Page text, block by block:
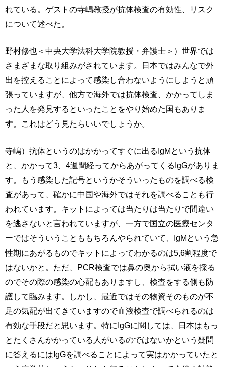
れている。ゲストの寺嶋教授が抗体検査の有効性、リスク
について述べた。
野村修也＜中央大学法科大学院教授・弁護士＞）世界では
さまざまな取り組みがされています。日本ではみんなで外
出を控えることによって感染し合わないようにしようと頑
張っていますが、他方で海外では抗体検査、かかってしま
った人を発見するといったことをやり始めた国もありま
す。これはどう見たらいいでしょうか。
寺嶋）抗体というのはかかってすぐに出るIgMという抗体
と、かかって3、4週間経ってからあがってくるIgGがありま
す。もう感染した記号というかそういったものを調べる検
査があって、確かに中国や海外ではそれを調べることも行
われています。キットによっては当たりは当たりで間違い
を逃さないと言われていますが、一方で国立の医療センタ
ーではそういうことももちろんやられていて、IgMという急
性期にあがるものでキットによってわかるのは5,6割程度で
はないかと。ただ、PCR検査では鼻の奥から拭い液を採る
のでその際の感染の心配もありますし、検査をする側も防
護して臨みます。しかし、最近ではその物資そのものが不
足の気配が出てきていますので血液検査で調べられるのは
有効な手段だと思います。特にIgGに関しては、日本はもっ
とたくさんかかっている人がいるのではないかという疑問
に答えるにはIgGを調べることによって実はかかっていたと